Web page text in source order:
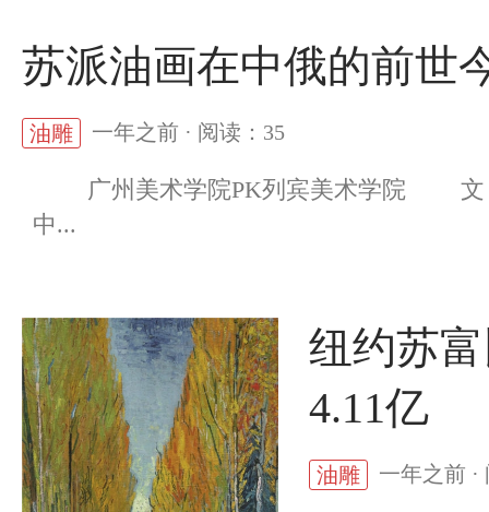
苏派油画在中俄的前世
油雕 一年之前 · 阅读：35
广州美术学院PK列宾美术学院 文
中...
纽约苏
4.11亿
油雕 一年之前 ·